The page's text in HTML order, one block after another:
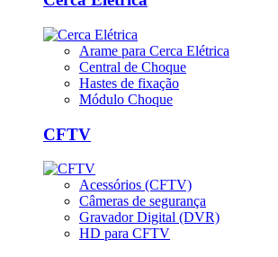
Arame para Cerca Elétrica
Central de Choque
Hastes de fixação
Módulo Choque
CFTV
Acessórios (CFTV)
Câmeras de segurança
Gravador Digital (DVR)
HD para CFTV